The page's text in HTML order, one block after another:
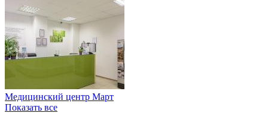
Медицинский центр Март
Показать все